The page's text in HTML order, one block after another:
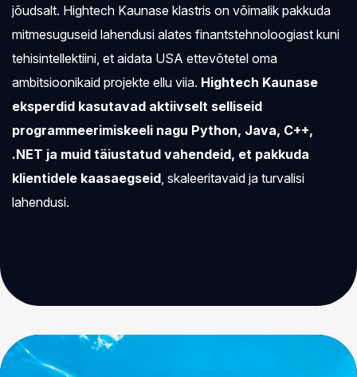
jõudsalt. Hightech Kaunase klastris on võimalik pakkuda
mitmesuguseid lahendusi alates finantstehnoloogiast kuni
tehisintellektiini, et aidata USA ettevõtetel oma
ambitsioonikaid projekte ellu viia. Hightech Kaunase
eksperdid kasutavad aktiivselt selliseid
programmeerimiskeeli nagu Python, Java, C++,
.NET ja muid täiustatud vahendeid, et pakkuda
klientidele kaasaegseid, skaleeritavaid ja turvalisi
lahendusi.